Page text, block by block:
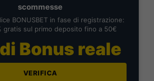
scommesse
BONUSBET in fase di registrazione:
gratis sul primo deposito fino a 50€
Bonus reale
VERIFICA